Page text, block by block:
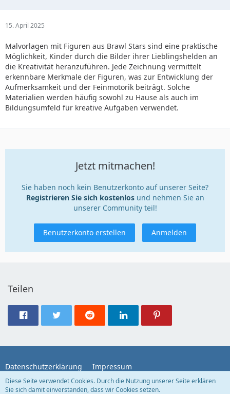
15. April 2025
Malvorlagen mit Figuren aus Brawl Stars sind eine praktische
Möglichkeit, Kinder durch die Bilder ihrer Lieblingshelden an
die Kreativität heranzuführen. Jede Zeichnung vermittelt
erkennbare Merkmale der Figuren, was zur Entwicklung der
Aufmerksamkeit und der Feinmotorik beiträgt. Solche
Materialien werden häufig sowohl zu Hause als auch im
Bildungsumfeld für kreative Aufgaben verwendet.
Jetzt mitmachen!
Sie haben noch kein Benutzerkonto auf unserer Seite?
Registrieren Sie sich kostenlosund nehmen Sie an
unserer Community teil!
Benutzerkonto erstellen Anmelden
Teilen
Datenschutzerklärung Impressum
Diese Seite verwendet Cookies. Durch die Nutzung unserer Seite erklären
Sie sich damit einverstanden, dass wir Cookies setzen.